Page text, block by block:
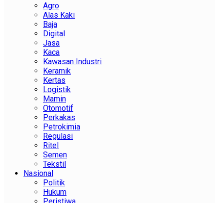
Agro
Alas Kaki
Baja
Digital
Jasa
Kaca
Kawasan Industri
Keramik
Kertas
Logistik
Mamin
Otomotif
Perkakas
Petrokimia
Regulasi
Ritel
Semen
Tekstil
Nasional
Politik
Hukum